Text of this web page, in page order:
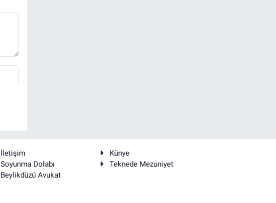
İletişim
Künye
Soyunma Dolabı
Teknede Mezuniyet
Beylikdüzü Avukat